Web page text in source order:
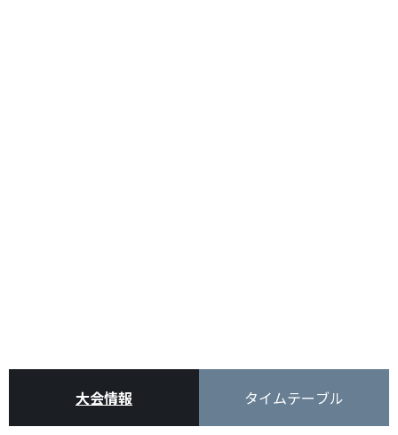
大会情報 タイムテーブル